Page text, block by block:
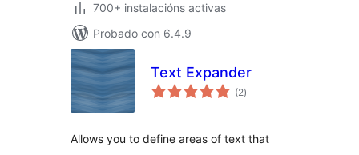
700+ instalacións activas
Probado con 6.4.9
Text Expander
(2valoracións
totais
)
Allows you to define areas of text that